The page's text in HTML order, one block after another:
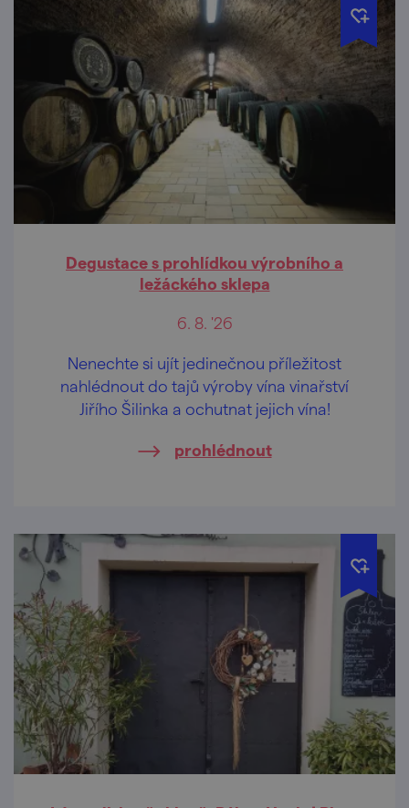
Degustace s prohlídkou výrobního a
ležáckého sklepa
6. 8. '26
Nenechte si ujít jedinečnou příležitost
nahlédnout do tajů výroby vína vinařství
Jiřího Šilinka a ochutnat jejich vína!
prohlédnout